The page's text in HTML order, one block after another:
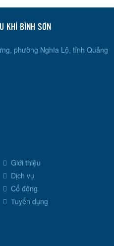
KHÍ BÌNH SƠN
phường Nghĩa Lộ, tỉnh Quảng
Giới thiệu
Dịch vụ
Cổ đông
Tuyển dụng